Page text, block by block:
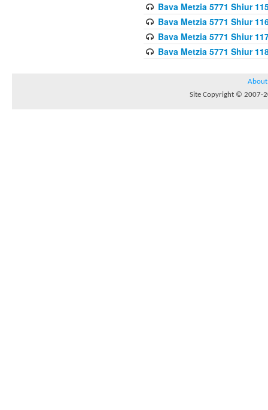
Bava Metzia 5771 Shiur
Bava Metzia 5771 Shiur
Bava Metzia 5771 Shiur
Bava Metzia 5771 Shiur
About
Site Copyright © 2007-